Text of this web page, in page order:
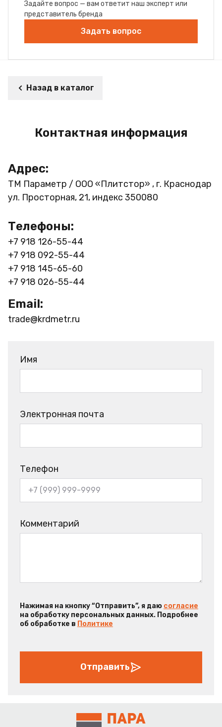
Задайте вопрос — вам ответит наш эксперт или
представитель бренда
Задать вопрос
Назад в каталог
Контактная информация
Адрес:
ТМ Параметр / ООО «Плитстор» , г. Краснодар
ул. Просторная, 21, индекс 350080
Телефоны:
+7 918 126-55-44
+7 918 092-55-44
+7 918 145-65-60
+7 918 026-55-44
Email:
trade@krdmetr.ru
Имя
Электронная почта
Телефон
Комментарий
Нажимая на кнопку “Отправить”, я даю согласие
на обработку персональных данных. Подробнее
об обработке в Политике
Отправить